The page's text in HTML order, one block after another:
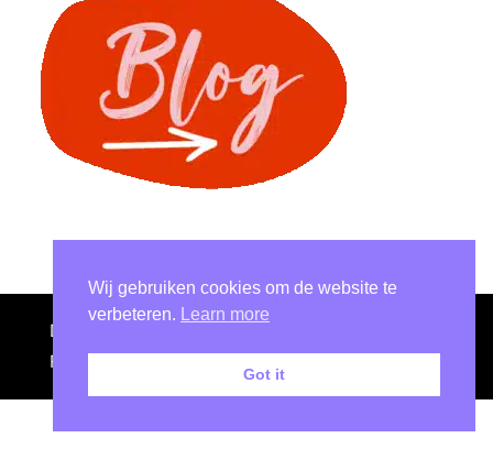
De Kunstweide, 2023 Chic Lite | Ontwikkeld door
Rara Themes
Wij gebruiken cookies om de website te
verbeteren.
Learn more
Got it